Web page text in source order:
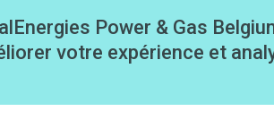
d’énergie et de gaz naturel aux
Power & Gas
votre expérience et